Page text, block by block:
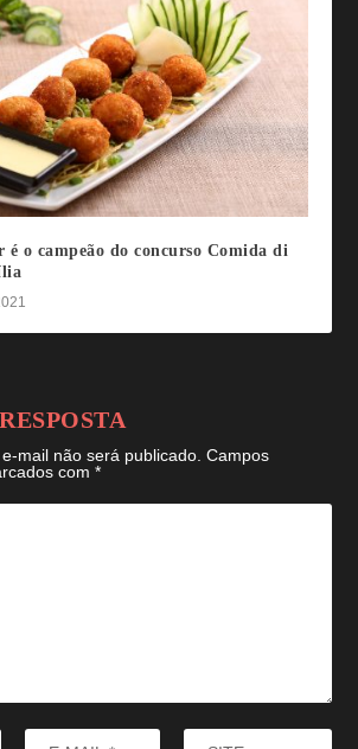
é o campeão do concurso Comida di
mail não será publicado. Campos
com*